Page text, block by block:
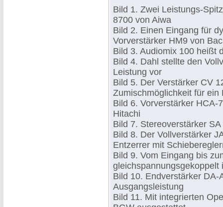
Bild 1. Zwei Leistungs-
8700 von Aiwa
Bild 2. Einen Eingang für
Vorverstärker HM9 von
Bild 3. Audiomix 100 heißt
Bild 4. Dahl stellte den
Leistung vor
Bild 5. Der Verstärker CV
Zumischmöglichkeit für ein
Bild 6. Vorverstärker HCA-
Hitachi
Bild 7. Stereoverstärker
Bild 8. Der Vollverstärker
Entzerrer mit
Bild 9. Vom Eingang bis
gleichspannungsgekoppelt
Bild 10. Endverstärker
Ausgangsleistung
Bild 11. Mit integrierten